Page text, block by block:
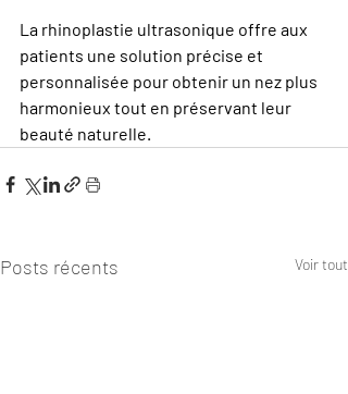
La rhinoplastie ultrasonique offre aux
patients une solution précise et
personnalisée pour obtenir un nez plus
harmonieux tout en préservant leur
beauté naturelle.
Posts récents Voir tout